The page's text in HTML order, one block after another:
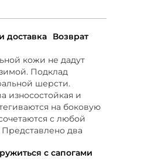
доставка Возврат
кожи не дадут
Подклад
шерсти.
износостойкая и
на боковую
с любой
два
с сапогами